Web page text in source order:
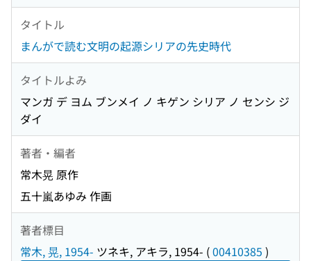
タイトル
まんがで読む文明の起源シリアの先史時代
タイトルよみ
マンガ デ ヨム ブンメイ ノ キゲン シリア ノ センシ ジ
ダイ
著者・編者
常木晃 原作
五十嵐あゆみ 作画
著者標目
常木, 晃, 1954- ツネキ, アキラ, 1954- (00410385 )